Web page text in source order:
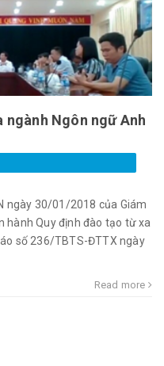
ngành Ngôn ngữ Anh
ngày 30/01/2018 của Giám
hành Quy định đào tạo từ xa
số 236/TBTS-ĐTTX ngày
Read more